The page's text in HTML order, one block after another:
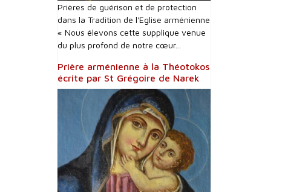
Prières de guérison et de protection
dans la Tradition de l'Eglise arménienne
« Nous élevons cette supplique venue
du plus profond de notre cœur...
Prière arménienne à la Théotokos
écrite par St Grégoire de Narek